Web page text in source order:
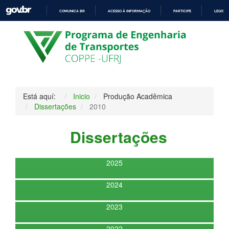
PARA
O
CONTEÚDO
COMUNICA BR ACESSO À INFORMAÇÃO PARTICIPE
Está aquí: Inicio
Produção Acadêmica
Dissertações
2010
Dissertações
2025
2024
2023